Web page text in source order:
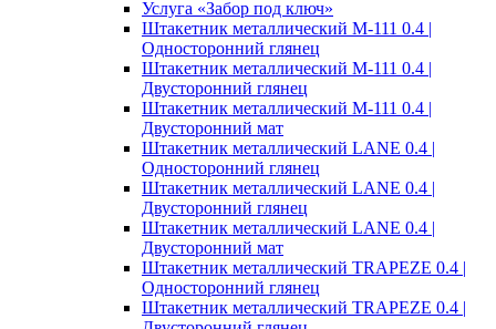
Услуга «Забор под ключ»
Штакетник металлический M-111 0.4 |
Односторонний глянец
Штакетник металлический M-111 0.4 |
Двусторонний глянец
Штакетник металлический M-111 0.4 |
Двусторонний мат
Штакетник металлический LANE 0.4 |
Односторонний глянец
Штакетник металлический LANE 0.4 |
Двусторонний глянец
Штакетник металлический LANE 0.4 |
Двусторонний мат
Штакетник металлический TRAPEZE 0.4 |
Односторонний глянец
Штакетник металлический TRAPEZE 0.4 |